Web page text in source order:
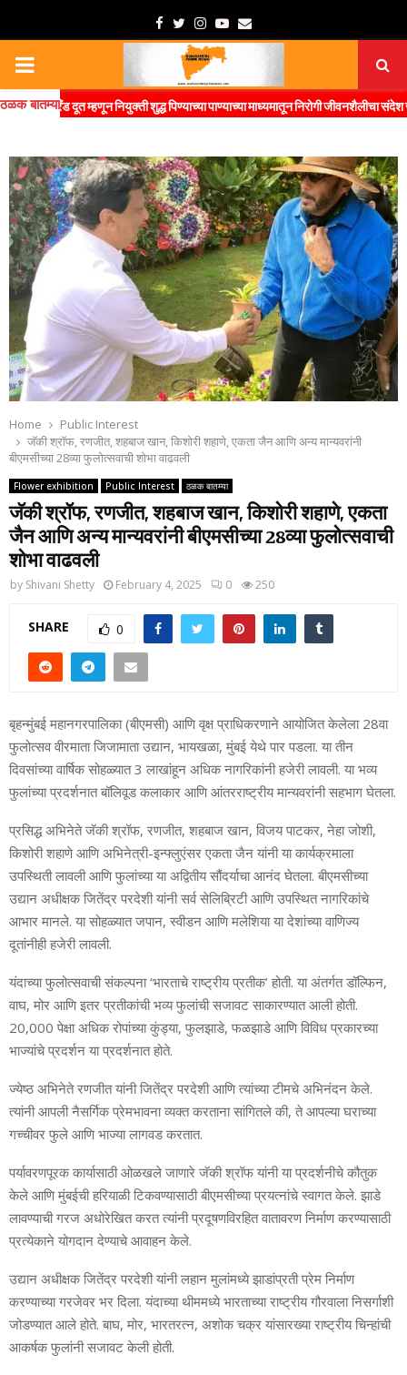
Facebook
TwitterInstagram
Youtube
Email
PRIMARY
MENU
ठळक बातम्या
दूत म्हणून नियुक्ती शुद्ध पिण्याच्या पाण्याच्या माध्यमातून निरोगी जीवनशैलीचा संदेश जनतेपर्यंत
Home
Public Interest
जॅकी श्रॉफ, रणजीत, शहबाज खान, किशोरी शहाणे, एकता जैन आणि अन्य मान्यवरांनी
बीएमसीच्या 28व्या फुलोत्सवाची शोभा वाढवली
Flower exhibition Public Interest ठळक बातम्या
जॅकी श्रॉफ, रणजीत, शहबाज खान, किशोरी शहाणे, एकता
जैन आणि अन्य मान्यवरांनी बीएमसीच्या 28व्या फुलोत्सवाची
शोभा वाढवली
by Shivani Shetty February 4, 2025 0 250
SHARE 0
बृहन्मुंबई महानगरपालिका (बीएमसी) आणि वृक्ष प्राधिकरणाने आयोजित केलेला 28वा
फुलोत्सव वीरमाता जिजामाता उद्यान, भायखळा, मुंबई येथे पार पडला. या तीन
दिवसांच्या वार्षिक सोहळ्यात 3 लाखांहून अधिक नागरिकांनी हजेरी लावली. या भव्य
फुलांच्या प्रदर्शनात बॉलिवूड कलाकार आणि आंतरराष्ट्रीय मान्यवरांनी सहभाग घेतला.
प्रसिद्ध अभिनेते जॅकी श्रॉफ, रणजीत, शहबाज खान, विजय पाटकर, नेहा जोशी,
किशोरी शहाणे आणि अभिनेत्री-इन्फ्लुएंसर एकता जैन यांनी या कार्यक्रमाला
उपस्थिती लावली आणि फुलांच्या या अद्वितीय सौंदर्याचा आनंद घेतला. बीएमसीच्या
उद्यान अधीक्षक जितेंद्र परदेशी यांनी सर्व सेलिब्रिटी आणि उपस्थित नागरिकांचे
आभार मानले. या सोहळ्यात जपान, स्वीडन आणि मलेशिया या देशांच्या वाणिज्य
दूतांनीही हजेरी लावली.
यंदाच्या फुलोत्सवाची संकल्पना ‘भारताचे राष्ट्रीय प्रतीक’ होती. या अंतर्गत डॉल्फिन,
वाघ, मोर आणि इतर प्रतीकांची भव्य फुलांची सजावट साकारण्यात आली होती.
20,000 पेक्षा अधिक रोपांच्या कुंड्या, फुलझाडे, फळझाडे आणि विविध प्रकारच्या
भाज्यांचे प्रदर्शन या प्रदर्शनात होते.
ज्येष्ठ अभिनेते रणजीत यांनी जितेंद्र परदेशी आणि त्यांच्या टीमचे अभिनंदन केले.
त्यांनी आपली नैसर्गिक प्रेमभावना व्यक्त करताना सांगितले की, ते आपल्या घराच्या
गच्चीवर फुले आणि भाज्या लागवड करतात.
पर्यावरणपूरक कार्यासाठी ओळखले जाणारे जॅकी श्रॉफ यांनी या प्रदर्शनीचे कौतुक
केले आणि मुंबईची हरियाळी टिकवण्यासाठी बीएमसीच्या प्रयत्नांचे स्वागत केले. झाडे
लावण्याची गरज अधोरेखित करत त्यांनी प्रदूषणविरहित वातावरण निर्माण करण्यासाठी
प्रत्येकाने योगदान देण्याचे आवाहन केले.
उद्यान अधीक्षक जितेंद्र परदेशी यांनी लहान मुलांमध्ये झाडांप्रती प्रेम निर्माण
करण्याच्या गरजेवर भर दिला. यंदाच्या थीममध्ये भारताच्या राष्ट्रीय गौरवाला निसर्गाशी
जोडण्यात आले होते. बाघ, मोर, भारतरत्न, अशोक चक्र यांसारख्या राष्ट्रीय चिन्हांची
आकर्षक फुलांनी सजावट केली होती.